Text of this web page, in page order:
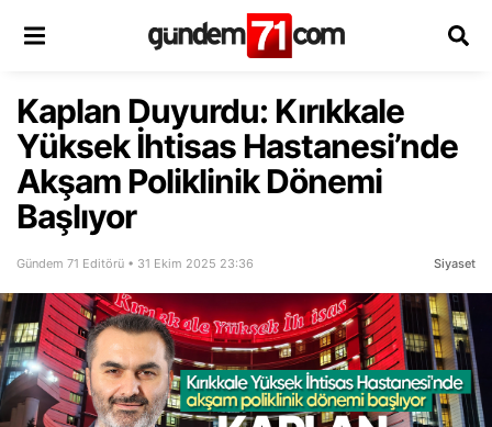
Kaplan Duyurdu: Kırıkkale
Yüksek İhtisas Hastanesi’nde
Akşam Poliklinik Dönemi
Başlıyor
Gündem 71 Editörü • 31 Ekim 2025 23:36 Siyaset